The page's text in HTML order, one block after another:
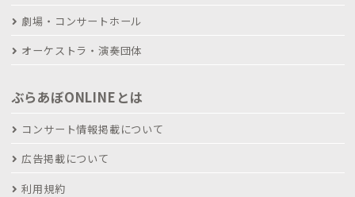
劇場・コンサートホール
オーケストラ・演奏団体
ぶらあぼONLINEとは
コンサート情報掲載について
広告掲載について
利用規約